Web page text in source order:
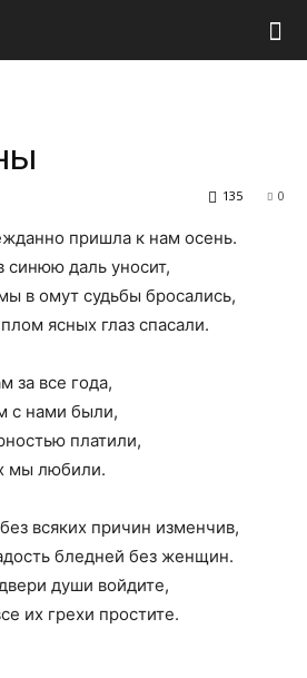
0
135
пришла к нам осень.
синюю даль уносит,
в омут судьбы бросались,
ясных глаз спасали.
за все года,
с нами были,
платили,
мы любили.
всяких причин изменчив,
бледней без женщин.
души войдите,
их грехи простите.